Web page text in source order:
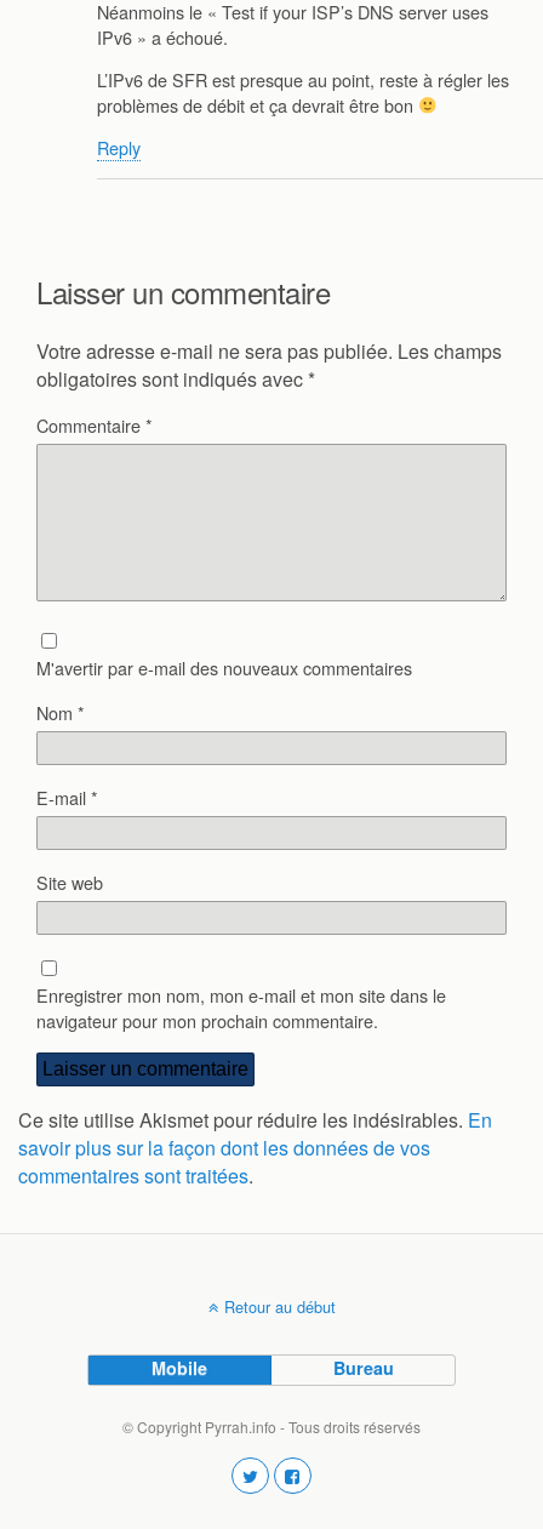
Néanmoins le « Test if your ISP’s DNS server uses
IPv6 » a échoué.
L’IPv6 de SFR est presque au point, reste à régler les
problèmes de débit et ça devrait être bon
Reply
Laisser un commentaire
Votre adresse e-mail ne sera pas publiée. Les champs
obligatoires sont indiqués avec *
Commentaire*
M'avertir par e-mail des nouveaux commentaires
Nom *
E-mail*
Site web
Enregistrer mon nom, mon e-mail et mon site dans le
navigateur pour mon prochain commentaire.
Ce site utilise Akismet pour réduire les indésirables. En
savoir plus sur la façon dont les données de vos
commentaires sont traitées.
Retour au début
Mobile Bureau
© Copyright Pyrrah.info - Tous droits réservés